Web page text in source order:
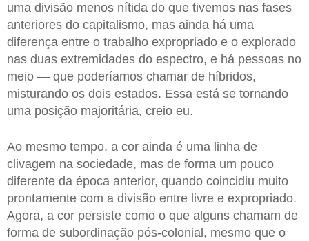
uma divisão menos nítida do que tivemos nas fases
anteriores do capitalismo, mas ainda há uma
diferença entre o trabalho expropriado e o explorado
nas duas extremidades do espectro, e há pessoas no
meio — que poderíamos chamar de híbridos,
misturando os dois estados. Essa está se tornando
uma posição majoritária, creio eu.
Ao mesmo tempo, a cor ainda é uma linha de
clivagem na sociedade, mas de forma um pouco
diferente da época anterior, quando coincidiu muito
prontamente com a divisão entre livre e expropriado.
Agora, a cor persiste como o que alguns chamam de
forma de subordinação pós-colonial, mesmo que o